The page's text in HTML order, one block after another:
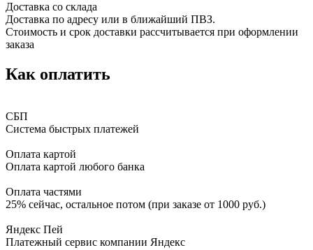
Доставка со склада
Доставка по адресу или в ближайший ПВЗ.
Стоимость и срок доставки рассчитывается при оформлении
заказа
Как оплатить
СБП
Система быстрых платежей
Оплата картой
Оплата картой любого банка
Оплата частями
25% сейчас, остальное потом (при заказе от 1000 руб.)
Яндекс Пей
Платежный сервис компании Яндекс